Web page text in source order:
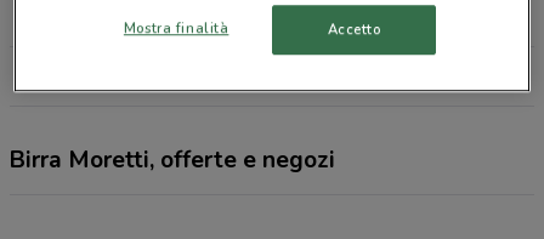
4.3 km
APERTO
Birra Moretti, offerte e negozi
Mostra finalità Accetto